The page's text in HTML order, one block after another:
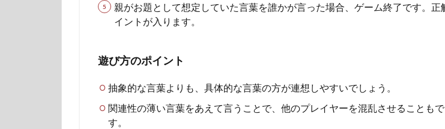
親がお題として想定していた言葉を誰かが言った場合、ゲーム終了です。正
イントが入ります。
遊び方のポイント
抽象的な言葉よりも、具体的な言葉の方が連想しやすいでしょう。
関連性の薄い言葉をあえて言うことで、他のプレイヤーを混乱させることもで
す。